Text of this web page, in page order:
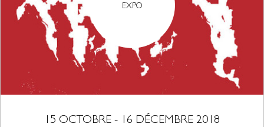
EXPO
15 OCTOBRE - 16 DÉCEMBRE 2018